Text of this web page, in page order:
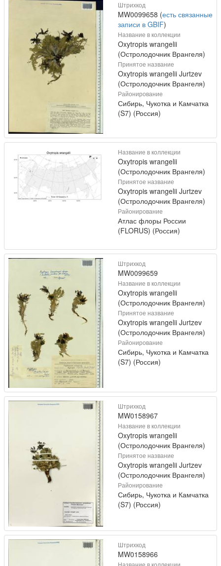
Штрихкод
MW0099658 (есть связанные
записи в GBIF)
Название в коллекции
Oxytropis wrangelii
(Остролодочник Врангеля)
Принятое название
Oxytropis wrangelii Jurtzev
(Остролодочник Врангеля)
Районирование
Сибирь, Чукотка и Камчатка
(S7) (Россия)
Название в коллекции
Oxytropis wrangelii
(Остролодочник Врангеля)
Принятое название
Oxytropis wrangelii Jurtzev
(Остролодочник Врангеля)
Районирование
Атлас флоры России
(FLORUS) (Россия)
Штрихкод
MW0099659
Название в коллекции
Oxytropis wrangelii
(Остролодочник Врангеля)
Принятое название
Oxytropis wrangelii Jurtzev
(Остролодочник Врангеля)
Районирование
Сибирь, Чукотка и Камчатка
(S7) (Россия)
Штрихкод
MW0158967
Название в коллекции
Oxytropis wrangelii
(Остролодочник Врангеля)
Принятое название
Oxytropis wrangelii Jurtzev
(Остролодочник Врангеля)
Районирование
Сибирь, Чукотка и Камчатка
(S7) (Россия)
Штрихкод
MW0158966
Название в коллекции